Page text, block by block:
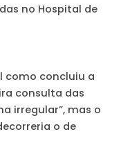
no Hospital de
como concluiu a
consulta das
irregular”, mas o
o de